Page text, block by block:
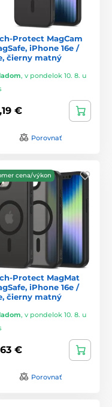
Protect MagCam
iPhone 16e /
čierny matný
, v pondelok 10. 8. u
€
Porovnať
cena/výkon
Protect MagMat
iPhone 16e /
čierny matný
, v pondelok 10. 8. u
€
Porovnať